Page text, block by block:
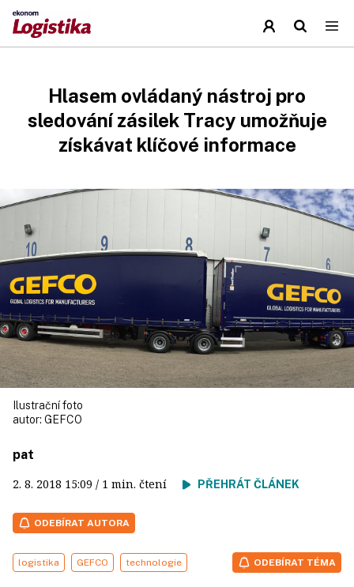
Hlasem ovládaný nástroj pro
sledování zásilek Tracy umožňuje
získávat klíčové informace
Ilustrační foto
autor: GEFCO
pat
2. 8. 2018 15:09 / 1 min. čtení PŘEHRÁT ČLÁNEK
ODEBÍRAT AUTORA
logistika GEFCO technologie ODEBÍRAT TÉMA